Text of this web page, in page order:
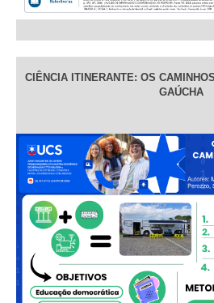
CIÊNCIA ITINERANTE: OS
GAÚCHA